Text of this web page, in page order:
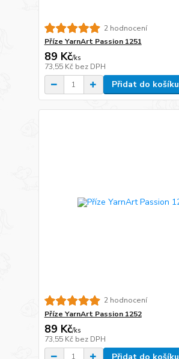
2 hodnocení
Příze YarnArt Passion 1251
89 Kč/ks
73,55 Kč bez DPH
Přidat do košíku
2 hodnocení
Příze YarnArt Passion 1252
89 Kč/ks
73,55 Kč bez DPH